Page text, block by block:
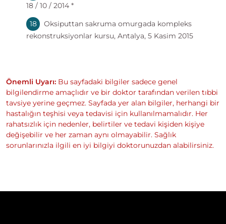
18 / 10 / 2014 *
Oksiputtan sakruma omurgada kompleks
rekonstruksiyonlar kursu, Antalya, 5 Kasim 2015
Önemli Uyarı: Bu sayfadaki bilgiler sadece genel
bilgilendirme amaçlıdır ve bir doktor tarafından verilen tıbbi
tavsiye yerine geçmez. Sayfada yer alan bilgiler, herhangi bir
hastalığın teşhisi veya tedavisi için kullanılmamalıdır. Her
rahatsızlık için nedenler, belirtiler ve tedavi kişiden kişiye
değişebilir ve her zaman aynı olmayabilir. Sağlık
sorunlarınızla ilgili en iyi bilgiyi doktorunuzdan alabilirsiniz.